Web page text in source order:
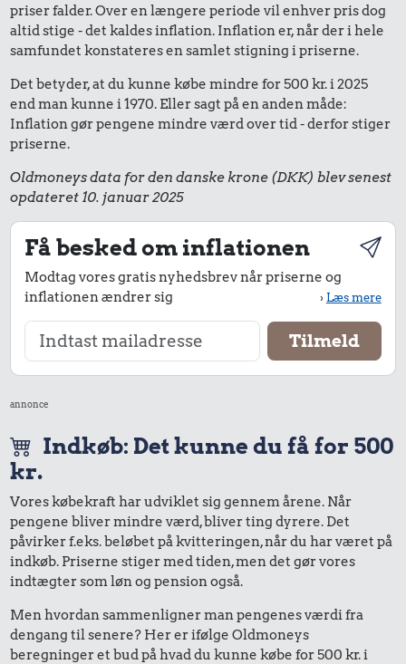
priser falder. Over en længere periode vil enhver pris dog
altid stige - det kaldes inflation. Inflation er, når der i hele
samfundet konstateres en samlet stigning i priserne.
Det betyder, at du kunne købe mindre for 500 kr. i 2025
end man kunne i 1970. Eller sagt på en anden måde:
Inflation gør pengene mindre værd over tid - derfor stiger
priserne.
Oldmoneys data for den danske krone (DKK) blev senest
opdateret 10. januar 2025
Få besked om inflationen
Modtag vores gratis nyhedsbrev når priserne og
inflationen ændrer sig
›Læs mere
annonce
Indkøb: Det kunne du få for 500
kr.
Vores købekraft har udviklet sig gennem årene. Når
pengene bliver mindre værd, bliver ting dyrere. Det
påvirker f.eks. beløbet på kvitteringen, når du har været på
indkøb. Priserne stiger med tiden, men det gør vores
indtægter som løn og pension også.
Men hvordan sammenligner man pengenes værdi fra
dengang til senere? Her er ifølge Oldmoneys
beregninger et bud på hvad du kunne købe for 500 kr. i